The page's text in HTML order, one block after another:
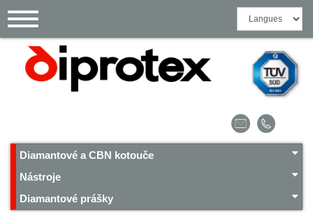
Toggle
navigation
Diamantové a CBN kotouče
Nástroje
Diamantové prášky